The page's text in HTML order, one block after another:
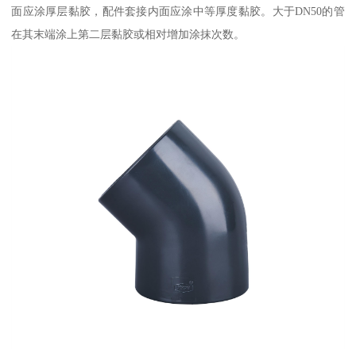
面应涂厚层黏胶，配件套接内面应涂中等厚度黏胶。大于DN50的管
在其末端涂上第二层黏胶或相对增加涂抹次数。